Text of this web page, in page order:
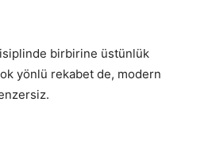
birbirine üstünlük
yönlü rekabet de, modern